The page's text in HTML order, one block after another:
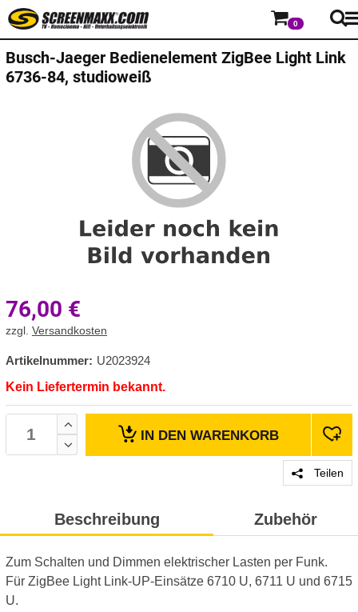
0
Busch-Jaeger Bedienelement ZigBee Light Link
6736-84, studioweiß
76,00 €
zzgl. Versandkosten
Artikelnummer: U2023924
Kein Liefertermin bekannt.
IN DEN WARENKORB
Teilen
Beschreibung Zubehör
Zum Schalten und Dimmen elektrischer Lasten per Funk.
Für ZigBee Light Link-UP-Einsätze 6710 U, 6711 U und 6715
U.